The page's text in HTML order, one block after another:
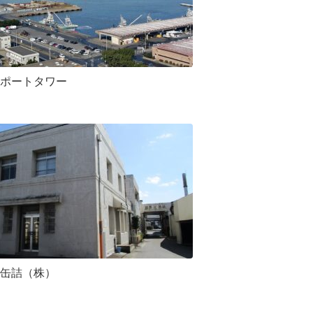
ートタワー
詰（株）